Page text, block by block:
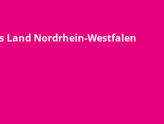
Land Nordrhein-Westfalen